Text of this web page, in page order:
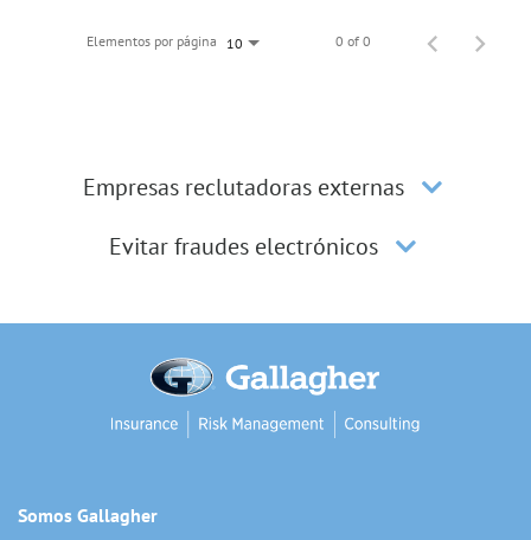
Elementos por página 10 0 of 0
Empresas reclutadoras externas
Evitar fraudes electrónicos
Somos Gallagher